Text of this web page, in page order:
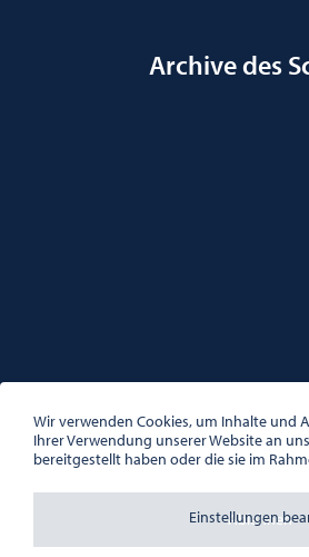
Archive des
PALAIS WILCZEK,
TEL. + 43 1 533 81 59
OFFICE(AT)OGL.AT
BÜROZEITEN: MO – DO
Wir verwenden Cookies, um Inhalte und
Ihrer Verwendung unserer Website an
bereitgestellt haben oder die sie im
Einstellungen
Ablehnen